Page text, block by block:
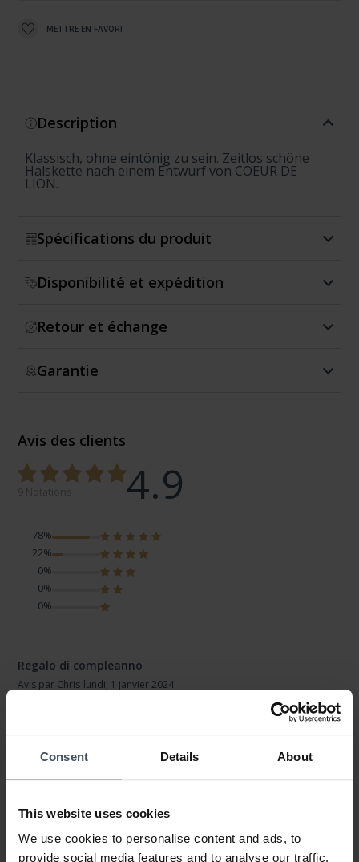
Consent Details About
This website uses cookies
We use cookies to personalise content and ads, to
provide social media features and to analyse our traffic.
METTRE EN FAVORI
Description
Klassisch, ohne eintönig zu sein. Zeitlos schöne
Halskette nach einem Entwurf von COEUR DE
LION.
Spécifications du produit
Disponibilité et expédition
Retour et échange
Garantie
Avis des clients
4.9
78%
22%
0%
0%
0%
Regalo di compleanno
Avis par Chris lundi, 1 janvier 2024
QUALITÉ
Regalo apprezzato
AUX AVIS DES CLIENTS